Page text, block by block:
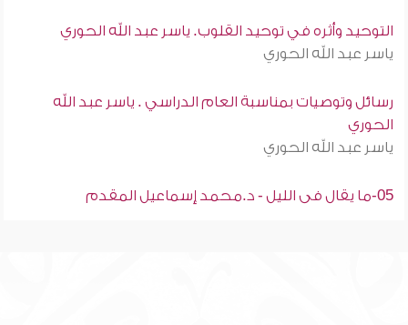
التوحيد وأثره في توحيد القلوب. ياسر عبد الله الحوري
ياسر عبد الله الحوري
رسائل وتوصيات بمناسبة العام الدراسي . ياسر عبد الله
الحوري
ياسر عبد الله الحوري
05-ما يقال فى الليل - د.محمد إسماعيل المقدم